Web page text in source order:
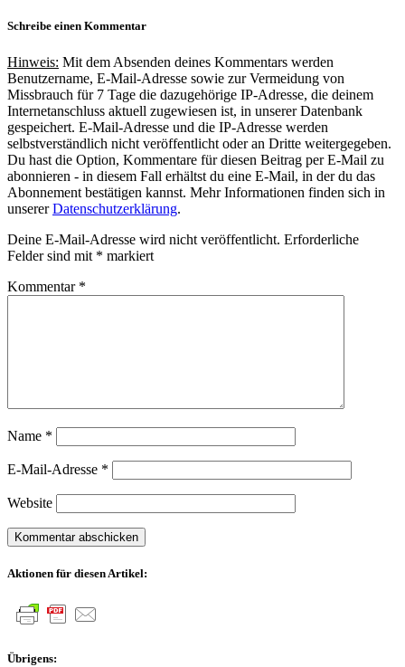
Schreibe einen Kommentar
Hinweis: Mit dem Absenden deines Kommentars werden
Benutzername, E-Mail-Adresse sowie zur Vermeidung von
Missbrauch für 7 Tage die dazugehörige IP-Adresse, die deinem
Internetanschluss aktuell zugewiesen ist, in unserer Datenbank
gespeichert. E-Mail-Adresse und die IP-Adresse werden
selbstverständlich nicht veröffentlicht oder an Dritte weitergegeben.
Du hast die Option, Kommentare für diesen Beitrag per E-Mail zu
abonnieren - in diesem Fall erhältst du eine E-Mail, in der du das
Abonnement bestätigen kannst. Mehr Informationen finden sich in
unsererDatenschutzerklärung.
Deine E-Mail-Adresse wird nicht veröffentlicht. Erforderliche
Felder sind mit * markiert
Kommentar *
Name *
E-Mail-Adresse *
Website
Aktionen für diesen Artikel:
Übrigens: